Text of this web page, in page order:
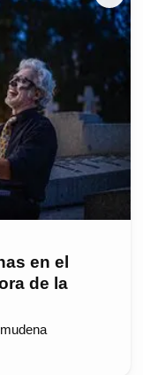
en el
de la